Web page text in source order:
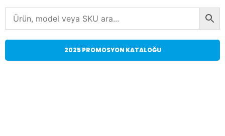
2025 PROMOSYON KATALOĞU